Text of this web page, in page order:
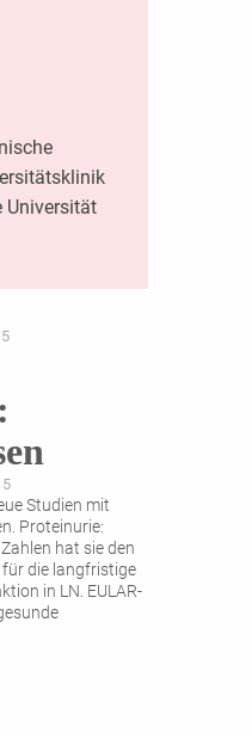
Universität
Studien mit
Proteinurie:
hat sie den
die langfristige
in LN. EULAR-